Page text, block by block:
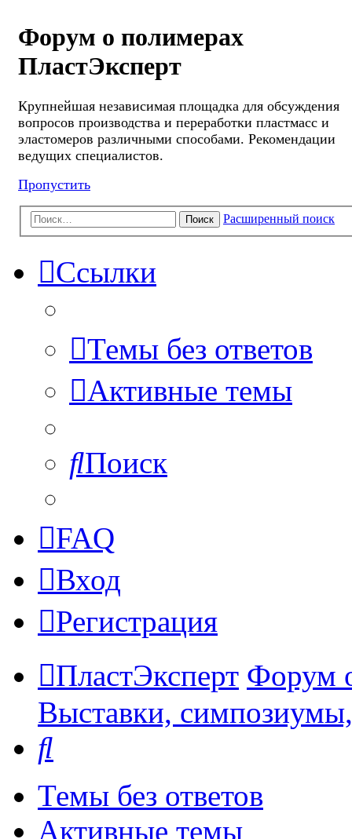
Форум о полимерах
ПластЭксперт
Крупнейшая независимая площадка для обсуждения
вопросов производства и переработки пластмасс и
эластомеров различными способами. Рекомендации
ведущих специалистов.
Пропустить
Поиск Расширенный поиск
Ссылки
Темы без ответов
Активные темы
Поиск
FAQ
Вход
Регистрация
ПластЭксперт Форум
Выставки,
Темы без ответов
Активные темы